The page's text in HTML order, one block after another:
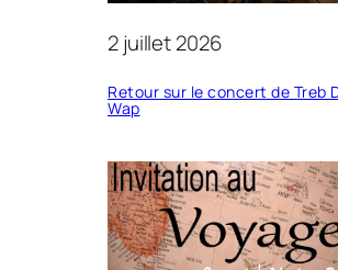
2 juillet 2026
Retour sur le concert de Treb
Wap